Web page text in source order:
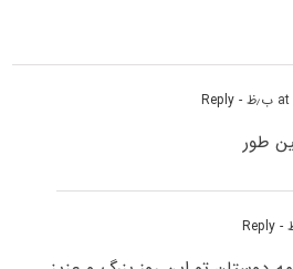
- Reply
طور
- Reply